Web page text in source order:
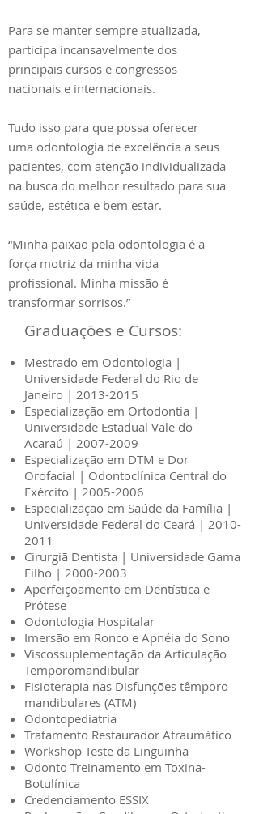
Graduações e Cursos:
Mestrado em Odontologia |
Universidade Federal do Rio de
Janeiro | 2013-2015
Especialização em Ortodontia |
Universidade Estadual Vale do
Acaraú | 2007-2009
Especialização em DTM e Dor
Orofacial | Odontoclínica Central do
Exército | 2005-2006
Especialização em Saúde da Família |
Universidade Federal do Ceará | 2010-
2011
Cirurgiã Dentista | Universidade Gama
Filho | 2000-2003
Aperfeiçoamento em Dentística e
Prótese
Odontologia Hospitalar
Imersão em Ronco e Apnéia do Sono
Viscossuplementação da Articulação
Temporomandibular
Fisioterapia nas Disfunções têmporo
mandibulares (ATM)
Odontopediatria
Tratamento Restaurador Atraumático
Workshop Teste da Linguinha
Odonto Treinamento em Toxina-
Botulínica
Credenciamento ESSIX
Para se manter sempre atualizada,
participa incansavelmente dos
principais cursos e congressos
nacionais e internacionais.
Tudo isso para que possa oferecer
uma odontologia de excelência a seus
pacientes, com atenção individualizada
na busca do melhor resultado para sua
saúde, estética e bem estar.
“Minha paixão pela odontologia é a
força motriz da minha vida
profissional. Minha missão é
transformar sorrisos.”​